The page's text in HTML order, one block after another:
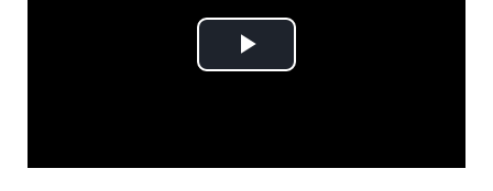
Play